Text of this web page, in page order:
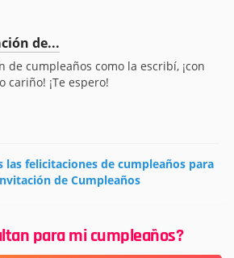
de...
de cumpleaños como la escribí, ¡con
cariño! ¡Te espero!
las felicitaciones de cumpleaños para
de Cumpleaños
para mi cumpleaños?